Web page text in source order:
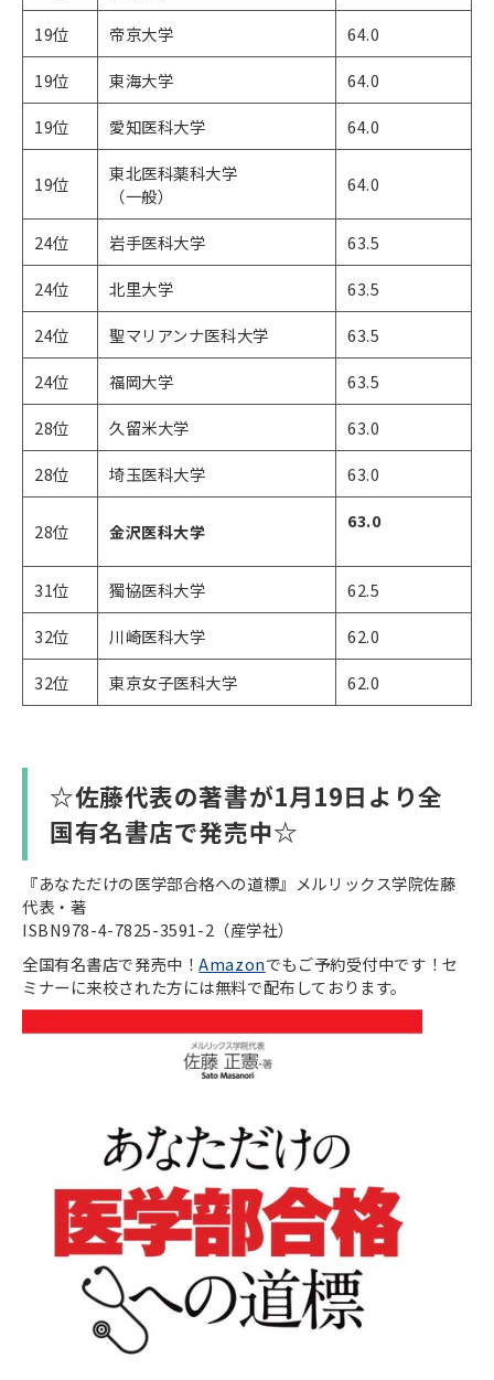
19位
帝京大学
64.0
19位
東海大学
64.0
19位
愛知医科大学 64.0
19位
東北医科薬科大学
（一般）
64.0
24位 岩手医科大学
63.5
24位
北里大学
63.5
24位
聖マリアンナ医科大学
63.5
24位
福岡大学
63.5
28位
久留米大学
63.0
28位
埼玉医科大学 63.0
28位 ​​​​​金沢医科大学 63.0
31位 獨協医科大学
62.5
32位
川崎医科大学
62.0
32位
東京女子医科大学 62.0
☆佐藤代表の著書が1月19日より全
国有名書店で発売中☆
『あなただけの医学部合格への道標』メルリックス学院佐藤
代表・著
ISBN978-4-7825-3591-2（産学社）
全国有名書店で発売中！Amazonでもご予約受付中です！セ
ミナーに来校された方には無料で配布しております。